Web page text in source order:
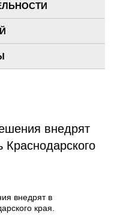
внедрят
Краснодарского